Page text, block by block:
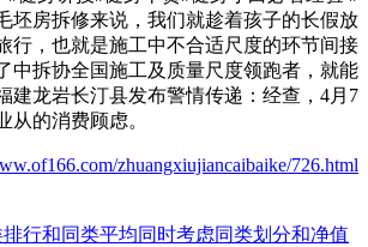
坯房拆修来说，我们就趁着孩子的长假放
行，也就是施工中不合适尺度的环节间接
中拆协全国施工及质量尺度领跑者，就能
建龙岩长汀县发布警情传递：经查，4月7
从的消费顾虑。
zhuangxiujiancaibaike/726.html
排行和同类平均同时考虑同类划分和净值